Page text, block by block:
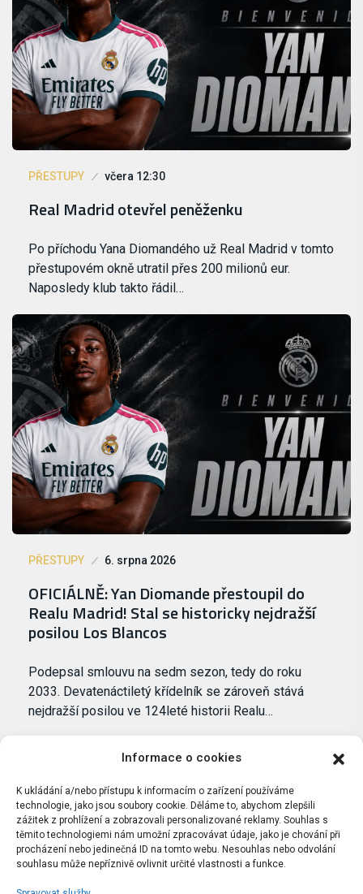
Informace o cookies
K ukládání a/nebo přístupu k informacím o zařízení používáme
technologie, jako jsou soubory cookie. Děláme to, abychom zlepšili
zážitek z prohlížení a zobrazovali personalizované reklamy. Souhlas s
těmito technologiemi nám umožní zpracovávat údaje, jako je chování při
procházení nebo jedinečná ID na tomto webu. Nesouhlas nebo odvolání
souhlasu může nepříznivě ovlivnit určité vlastnosti a funkce.
PŘESTUPY včera 12:30
Real Madrid otevřel peněženku
Po příchodu Yana Diomandého už Real Madrid v tomto
přestupovém okně utratil přes 200 milionů eur.
Naposledy klub takto řádil…
PŘESTUPY 6. srpna 2026
OFICIÁLNĚ: Yan Diomande přestoupil do
Realu Madrid! Stal se historicky nejdražší
posilou Los Blancos
Podepsal smlouvu na sedm sezon, tedy do roku
2033. Devatenáctiletý křídelník se zároveň stává
nejdražší posilou ve 124leté historii Realu…